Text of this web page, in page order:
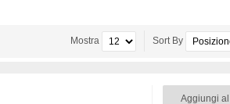
Sort By
Mostra
Aggiungi